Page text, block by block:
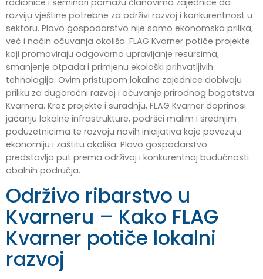
radionice i seminari pomažu članovima zajednice da
razviju vještine potrebne za održivi razvoj i konkurentnost u
sektoru. Plavo gospodarstvo nije samo ekonomska prilika,
već i način očuvanja okoliša. FLAG Kvarner potiče projekte
koji promoviraju odgovorno upravljanje resursima,
smanjenje otpada i primjenu ekološki prihvatljivih
tehnologija. Ovim pristupom lokalne zajednice dobivaju
priliku za dugoročni razvoj i očuvanje prirodnog bogatstva
Kvarnera. Kroz projekte i suradnju, FLAG Kvarner doprinosi
jačanju lokalne infrastrukture, podršci malim i srednjim
poduzetnicima te razvoju novih inicijativa koje povezuju
ekonomiju i zaštitu okoliša. Plavo gospodarstvo
predstavlja put prema održivoj i konkurentnoj budućnosti
obalnih područja.
Održivo ribarstvo u
Kvarneru – Kako FLAG
Kvarner potiče lokalni
razvoj